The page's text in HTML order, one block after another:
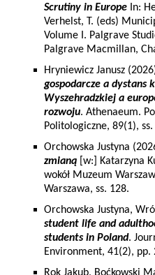
Scrutiny in Europe In:
Verhelst, T. (eds)
Volume I. Palgrave
Palgrave Macmillan,
Hryniewicz Janusz
gospodarcze a
Wyszehradzkiej a
rozwoju. Athenaeum.
Politologiczne, 89(1),
Orchowska Justyna
zmianą [w:] Katarzyna
wokół Muzeum
Warszawa, ss. 128.
Orchowska Justyna,
student life and
students in Poland.
Environment, 41(2), pp.